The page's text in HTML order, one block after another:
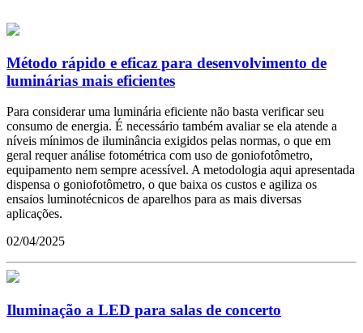
Método rápido e eficaz para desenvolvimento de
luminárias mais eficientes
Para considerar uma luminária eficiente não basta verificar seu
consumo de energia. É necessário também avaliar se ela atende a
níveis mínimos de iluminância exigidos pelas normas, o que em
geral requer análise fotométrica com uso de goniofotômetro,
equipamento nem sempre acessível. A metodologia aqui apresentada
dispensa o goniofotômetro, o que baixa os custos e agiliza os
ensaios luminotécnicos de aparelhos para as mais diversas
aplicações.
02/04/2025
Iluminação a LED para salas de concerto